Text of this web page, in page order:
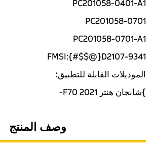
PC201058-0701
PC201058-0701-A1
FMSI:{#$$@}D2107-9341
الموديلات القابلة للتطبيق؛
}شانجان هنتر F70 2021-
وصف المنتج